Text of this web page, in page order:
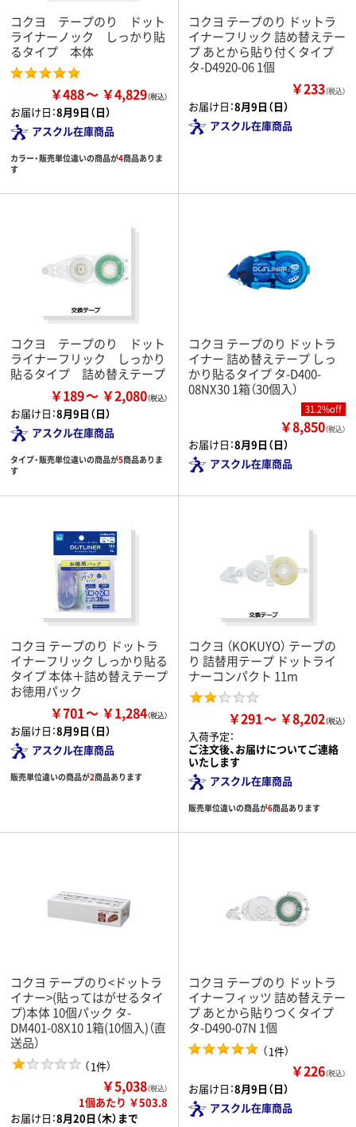
コクヨ テープのり ドット
ライナーノック しっかり貼
るタイプ 本体
￥488 ￥4,829
お届け日：8月9日（日）
アスクル在庫商品
カラー・販売単位違いの商品が4商品ありま
す
コクヨ テープのり ドットラ
イナーフリック 詰め替えテー
プ あとから貼り付くタイプ
タ-D4920-06 1個
￥233（税込）
お届け日：8月9日（日）
アスクル在庫商品
コクヨ テープのり ドット
ライナーフリック しっかり
貼るタイプ 詰め替えテープ
￥189 ￥2,080
お届け日：8月9日（日）
アスクル在庫商品
タイプ・販売単位違いの商品が5商品ありま
す
コクヨ テープのり ドットラ
イナー 詰め替えテープ しっ
かり貼るタイプ タ-D400-
08NX30 1箱（30個入）
31.2%off
￥8,850（税込）
お届け日：8月9日（日）
アスクル在庫商品
コクヨ テープのり ドットラ
イナーフリック しっかり貼る
タイプ 本体＋詰め替えテープ
お徳用パック
￥701 ￥1,284
お届け日：8月9日（日）
アスクル在庫商品
販売単位違いの商品が2商品あります
コクヨ （KOKUYO） テープの
り 詰替用テープ ドットライ
ナーコンパクト 11m
￥291 ￥8,202
入荷予定：
ご注文後、お届けについてご連絡
いたします
アスクル在庫商品
販売単位違いの商品が6商品あります
コクヨ テープのり<ドットラ
イナー>(貼ってはがせるタイ
プ)本体 10個パック タ-
DM401-08X10 1箱(10個入)（直
送品）
（1件）
￥5,038（税込）
1個あたり ￥503.8
お届け日：8月20日（木）まで
コクヨ テープのり ドットラ
イナーフィッツ 詰め替えテー
プ あとから貼りつくタイプ
タ-D490-07N 1個
（1件）
￥226（税込）
お届け日：8月9日（日）
アスクル在庫商品